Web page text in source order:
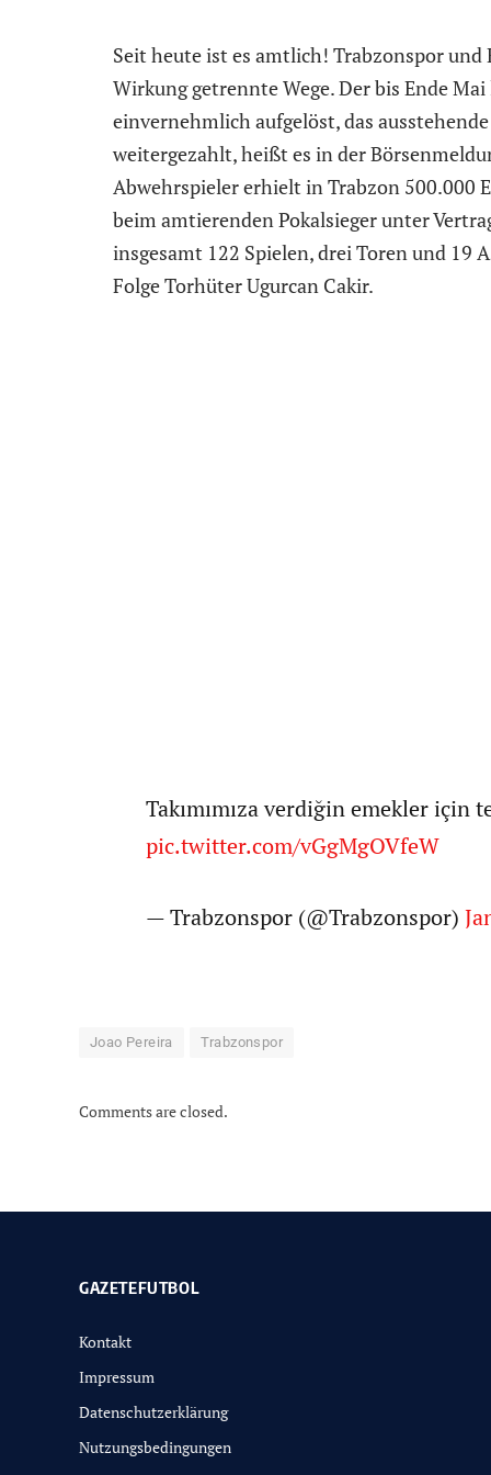
Seit heute ist es amtlich! Trabzonspor
Wirkung getrennte Wege. Der bis Ende
einvernehmlich aufgelöst, das
weitergezahlt, heißt es in der
Abwehrspieler erhielt in Trabzon 500.000
beim amtierenden Pokalsieger unter
insgesamt 122 Spielen, drei Toren und 19
Folge Torhüter Ugurcan Cakir.
Takımımıza verdiğin emekler için
pic.twitter.com/vGgMgOVfeW
— Trabzonspor (@Trabzonspor)
Joao Pereira Trabzonspor
Comments are closed.
GAZETEFUTBOL
Kontakt
Impressum
Datenschutzerklärung
Nutzungsbedingungen